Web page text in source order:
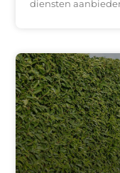
diensten